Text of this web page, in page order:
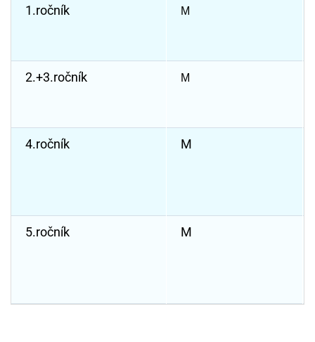
1.ročník M
2.+3.ročník M
4.ročník M
5.ročník M